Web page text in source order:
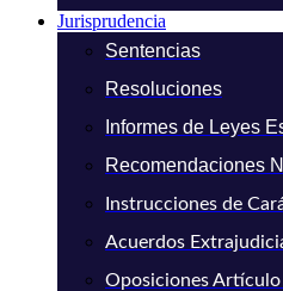
Jurisprudencia
Sentencias
Resoluciones
Informes de Leyes
Recomendaciones
Instrucciones de
Acuerdos
Oposiciones Artículo